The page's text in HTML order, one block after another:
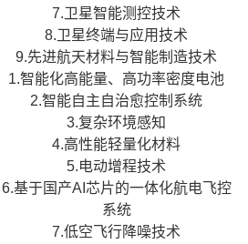
7.卫星智能测控技术
8.卫星终端与应用技术
9.先进航天材料与智能制造技术
1.智能化高能量、高功率密度电池
2.智能自主自治愈控制系统
3.复杂环境感知
4.高性能轻量化材料
5.电动增程技术
6.基于国产AI芯片的一体化航电飞控
系统
7.低空飞行降噪技术